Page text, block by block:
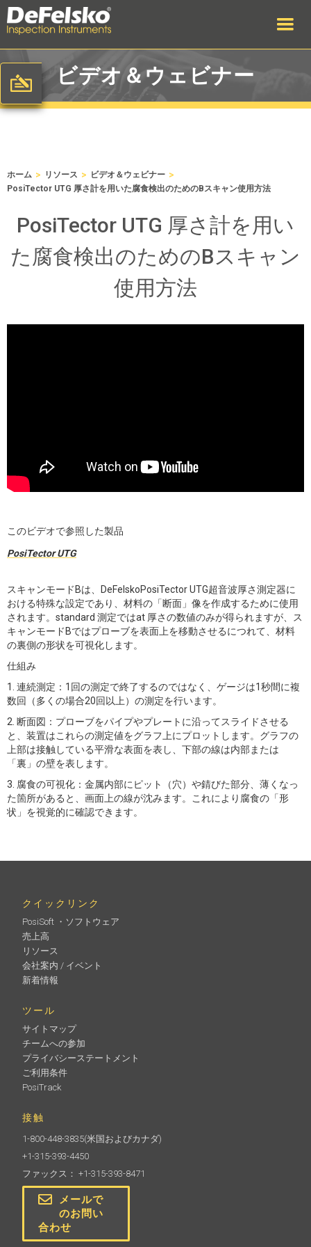
ビデオ＆ウェビナー
ホーム > リソース > ビデオ＆ウェビナー >
PosiTector UTG 厚さ計を用いた腐食検出のためのBスキャン使用方法
PosiTector UTG 厚さ計を用い
た腐食検出のためのBスキャン
使用方法
このビデオで参照した製品
PosiTector UTG
スキャンモードBは、DeFelskoPosiTector UTG超音波厚さ測定器に
おける特殊な設定であり、材料の「断面」像を作成するために使用
されます。standard 測定ではat 厚さの数値のみが得られますが、ス
キャンモードBではプローブを表面上を移動させるにつれて、材料
の裏側の形状を可視化します。
仕組み
1. 連続測定：1回の測定で終了するのではなく、ゲージは1秒間に複
数回（多くの場合20回以上）の測定を行います。
2. 断面図：プローブをパイプやプレートに沿ってスライドさせる
と、装置はこれらの測定値をグラフ上にプロットします。グラフの
上部は接触している平滑な表面を表し、下部の線は内部または
「裏」の壁を表します。
3. 腐食の可視化：金属内部にピット（穴）や錆びた部分、薄くなっ
た箇所があると、画面上の線が沈みます。これにより腐食の「形
状」を視覚的に確認できます。
クイックリンク
PosiSoft ・ソフトウェア
売上高
リソース
会社案内 / イベント
新着情報
ツール
サイトマップ
チームへの参加
プライバシーステートメント
ご利用条件
PosiTrack
接触
1-800-448-3835(米国およびカナダ)
+1-315-393-4450
ファックス： +1-315-393-8471
メールで
のお問い
合わせ